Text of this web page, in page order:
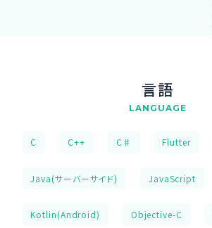
言語
LANGUAGE
C C++ C♯ Flutter
Java(サーバーサイド) JavaScript
Kotlin(Android) Objective-C